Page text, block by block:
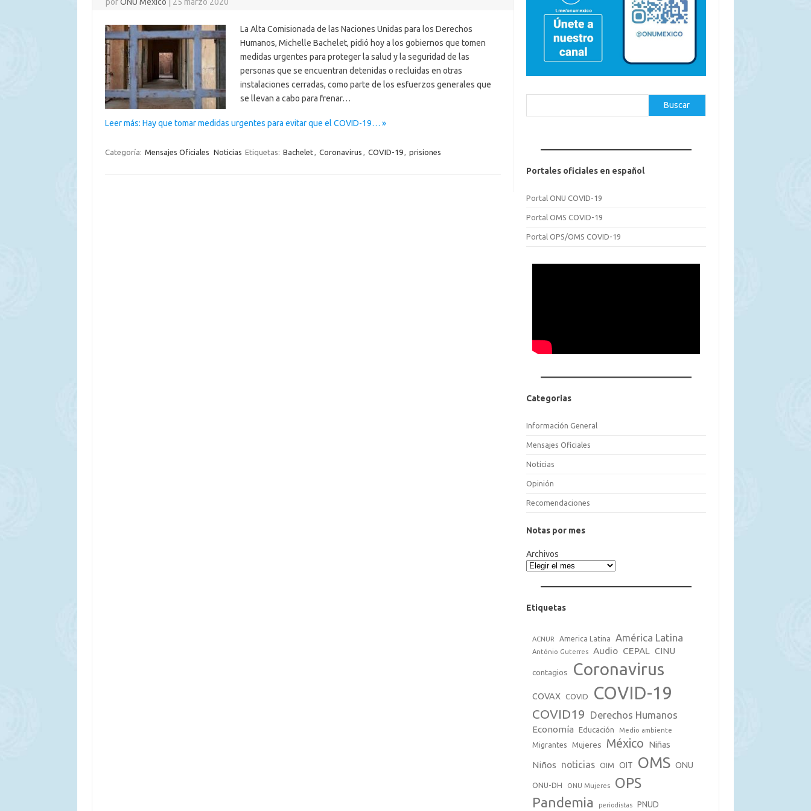
La Alta Comisionada de las Naciones Unidas para los Derechos
Humanos, Michelle Bachelet, pidió hoy a los gobiernos que tomen
medidas urgentes para proteger la salud y la seguridad de las
personas que se encuentran detenidas o recluidas en otras
instalaciones cerradas, como parte de los esfuerzos generales que
se llevan a cabo para frenar…
Leer más: Hay que tomar medidas urgentes para evitar que el COVID-19… »
Categoría: Mensajes Oficiales Noticias Etiquetas: Bachelet, Coronavirus , COVID-19, prisiones
Buscar
Portales oficiales en español
Portal ONU COVID-19
Portal OMS COVID-19
Portal OPS/OMS COVID-19
Categorias
Información General
Mensajes Oficiales
Noticias
Opinión
Recomendaciones
Notas por mes
Archivos
Etiquetas
ACNUR America Latina América Latina
António Guterres Audio CEPAL CINU
contagios Coronavirus
COVAX COVID COVID-19
COVID19 Derechos Humanos
Economía Educación Medio ambiente
Migrantes Mujeres México Niñas
Niños noticias OIM OIT OMS ONU
ONU-DH ONU Mujeres OPS
Pandemia periodistas PNUD